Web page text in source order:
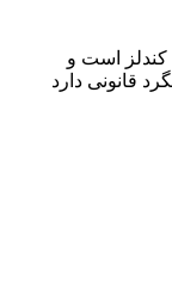
کندلز است و
قانونی دارد